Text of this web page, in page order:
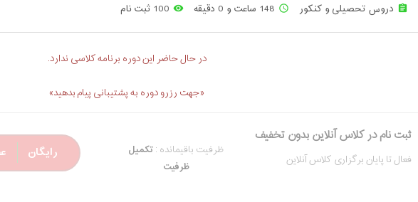
assignment دروس تحصیلی و کنکور access_time 148 ساعت و 0 دقیقه remove_red_eye 100 ثبت نام
در حال حاضر این دوره برنامه کلاسی ندارد.
«جهت رزرو دوره به پشتیبانی پیام بدهید»
ثبت نام در کلاس آنلاین بدون تخفیف
فعال تا پایان برگزاری کلاس آنلاین
ظرفیت باقیمانده :تکمیل
ظرفیت
رایگان